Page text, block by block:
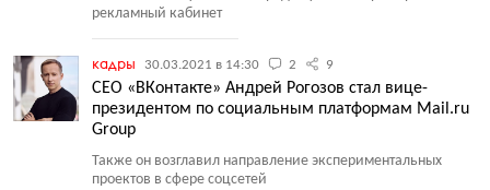
рекламный кабинет
кадры 30.03.2021 в 14:30 2 9
CEO «ВКонтакте» Андрей Рогозов стал вице-
президентом по социальным платформам Mail.ru
Group
Также он возглавил направление экспериментальных
проектов в сфере соцсетей